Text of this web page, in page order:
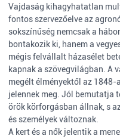
Vajdaság kihagyhatatlan
fontos szervezőelve az
sokszínűség nemcsak a
bontakozik ki, hanem a
mégis felvállalt házasélet
kapnak a szövegvilágban. A
megélt élményektől az
jelennek meg. Jól bemutatja
örök körforgásban állnak, s
és személyek változnak.
A kert és a nők jelentik a